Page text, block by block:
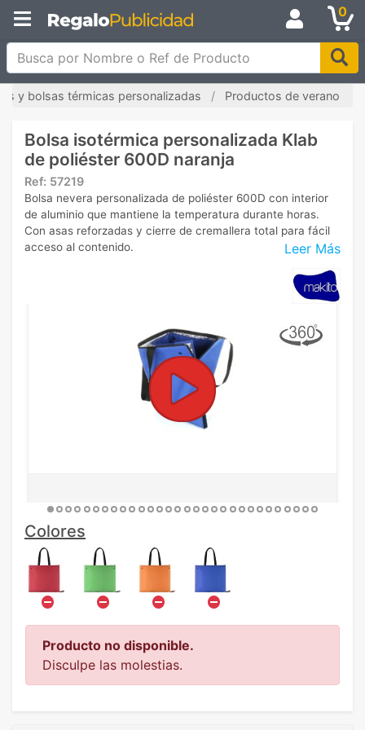
0
Busca por Nombre o Ref de Producto
y bolsas térmicas personalizadas Productos de verano
Bolsa isotérmica personalizada Klab
de poliéster 600D naranja
Ref: 57219
Leer Más
Bolsa nevera personalizada de poliéster 600D con interior
de aluminio que mantiene la temperatura durante horas.
Con asas reforzadas y cierre de cremallera total para fácil
acceso al contenido.
Colores
Producto no disponible.
Disculpe las molestias.